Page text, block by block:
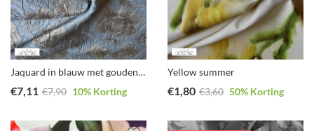
Jaquard in blauw met gouden details
€7,11 €7,90 10% Korting
Yellow summer
€1,80 €3,60 50% Korting